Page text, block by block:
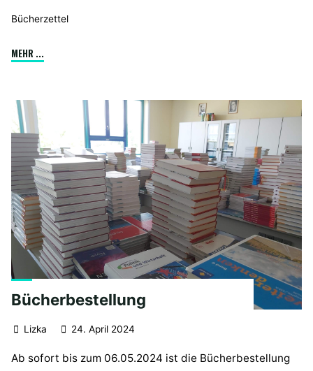
Bücherzettel
MEHR ...
Bücherbestellung
Lizka 24. April 2024
Ab sofort bis zum 06.05.2024 ist die Bücherbestellung